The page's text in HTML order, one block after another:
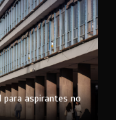
para aspirantes no